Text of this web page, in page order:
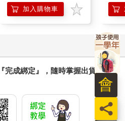
加入購物車
完成綁定』，隨時掌握出貨動
員
會